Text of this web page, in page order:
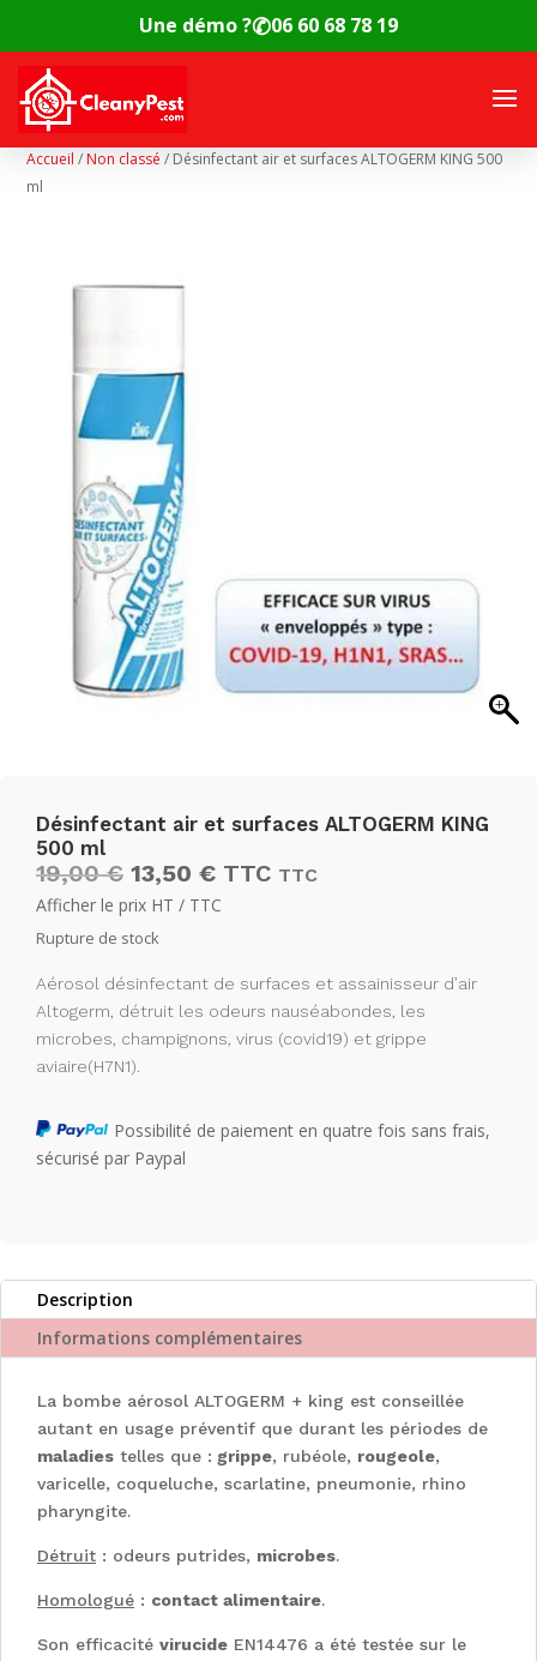
Une démo ?✆06 60 68 78 19
Accueil / Non classé / Désinfectant air et surfaces ALTOGERM KING 500
ml
Désinfectant air et surfaces ALTOGERM KING
500 ml
19,00€ Le
prix
initial
était :
19,00 €15,83 €.
13,50 €Le
prix
13,50 €11,25 €.
TTC TTC
Afficher le prix HT / TTC
Rupture de stock
Aérosol désinfectant de surfaces et assainisseur d’air
Altogerm, détruit les odeurs nauséabondes, les
microbes, champignons, virus (covid19) et grippe
aviaire(H7N1).
Possibilité de paiement en quatre fois sans frais,
sécurisé par Paypal
Description
Informations complémentaires
La bombe aérosol ALTOGERM + king est conseillée
autant en usage préventif que durant les périodes de
maladies telles que : grippe, rubéole, rougeole,
varicelle, coqueluche, scarlatine, pneumonie, rhino
pharyngite.
Détruit : odeurs putrides, microbes.
Homologué : contact alimentaire.
Son efficacité virucide EN14476 a été testée sur le